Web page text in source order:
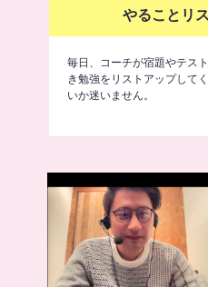
やることリ
毎日、コーチが宿題やテス
き勉強をリストアップして
いか迷いません。